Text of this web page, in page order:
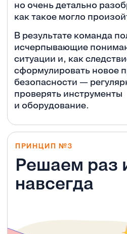
но очень детально
как такое могло
В результате команда
исчерпывающие
ситуации и, как
сформулировать новое
безопасности —
проверять инструменты
и оборудование.
ПРИНЦИП №3
Решаем раз
навсегда